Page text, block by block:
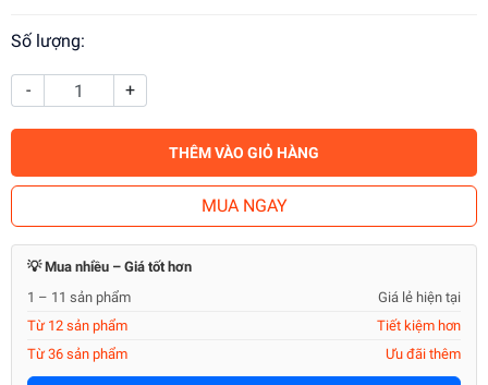
Số lượng:
- +
THÊM VÀO GIỎ HÀNG
MUA NGAY
💡 Mua nhiều – Giá tốt hơn
1 – 11 sản phẩm
Giá lẻ hiện tại
Từ 12 sản phẩm
Tiết kiệm hơn
Từ 36 sản phẩm
Ưu đãi thêm